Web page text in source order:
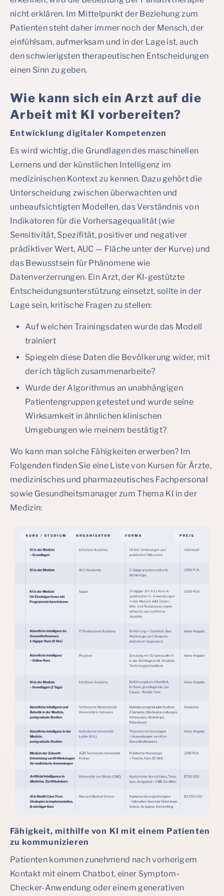
nicht erklären. Im Mittelpunkt der Beziehung zum
Patienten steht daher immer noch der Mensch, der
einfühlsam, aufmerksam und in der Lage ist, auch
den schwierigsten therapeutischen Entscheidungen
einen Sinn zu geben.
Wie kann sich ein Arzt auf die
Arbeit mit KI vorbereiten?
Entwicklung digitaler Kompetenzen
Es wird wichtig, die Grundlagen des maschinellen
Lernens und der künstlichen Intelligenz im
medizinischen Kontext zu kennen. Dazu gehört die
Unterscheidung zwischen überwachten und
unbeaufsichtigten Modellen, das Verständnis von
Indikatoren für die Vorhersagequalität (wie
Sensitivität, Spezifität, positiver und negativer
prädiktiver Wert, AUC — Fläche unter der Kurve) und
das Bewusstsein für Phänomene wie
Datenverzerrungen. Ein Arzt, der KI-gestützte
Entscheidungsunterstützung einsetzt, sollte in der
Lage sein, kritische Fragen zu stellen:
Auf welchen Trainingsdaten wurde das Modell
trainiert
Spiegeln diese Daten die Bevölkerung wider, mit
der ich täglich zusammenarbeite?
Wurde der Algorithmus an unabhängigen
Patientengruppen getestet und wurde seine
Wirksamkeit in ähnlichen klinischen
Umgebungen wie meinem bestätigt?
Wo kann man solche Fähigkeiten erwerben? Im
Folgenden finden Sie eine Liste von Kursen für Ärzte,
medizinisches und pharmazeutisches Fachpersonal
sowie Gesundheitsmanager zum Thema KI in der
Medizin:
Fähigkeit, mithilfe von KI mit einem Patienten
zu kommunizieren
Patienten kommen zunehmend nach vorherigem
Kontakt mit einem Chatbot, einer Symptom-
Checker-Anwendung oder einem generativen